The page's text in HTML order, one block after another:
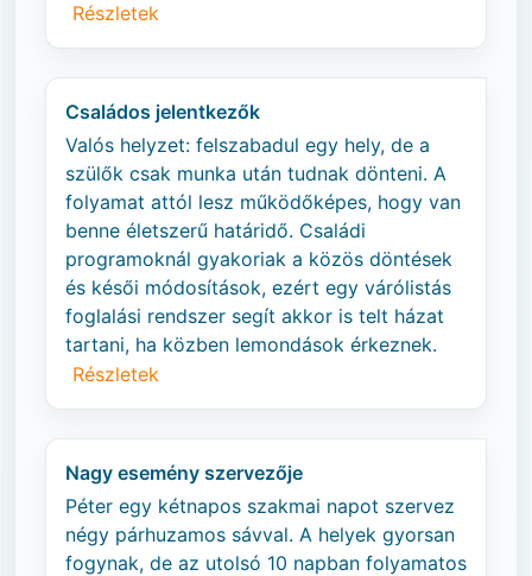
Részletek
Családos jelentkezők
Valós helyzet: felszabadul egy hely, de a
szülők csak munka után tudnak dönteni. A
folyamat attól lesz működőképes, hogy van
benne életszerű határidő. Családi
programoknál gyakoriak a közös döntések
és késői módosítások, ezért egy várólistás
foglalási rendszer segít akkor is telt házat
tartani, ha közben lemondások érkeznek.
Részletek
Nagy esemény szervezője
Péter egy kétnapos szakmai napot szervez
négy párhuzamos sávval. A helyek gyorsan
fogynak, de az utolsó 10 napban folyamatos